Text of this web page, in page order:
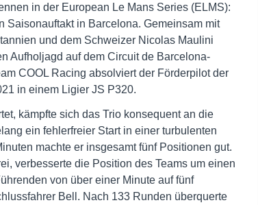
in der European Le Mans Series (ELMS):
Saisonauftakt in Barcelona. Gemeinsam mit
und dem Schweizer Nicolas Maulini
Aufholjagd auf dem Circuit de Barcelona-
COOL Racing absolviert der Förderpilot der
in einem Ligier JS P320.
kämpfte sich das Trio konsequent an die
ein fehlerfreier Start in einer turbulenten
machte er insgesamt fünf Positionen gut.
verbesserte die Position des Teams um einen
von über einer Minute auf fünf
Bell. Nach 133 Runden überquerte